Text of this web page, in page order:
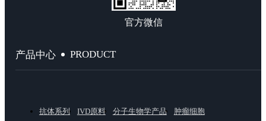
官方微信
产品中心 PRODUCT
抗体系列 IVD原料 分子生物学产品
肿瘤细胞